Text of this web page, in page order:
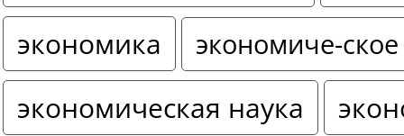
экономика
экономиче-
экономическая наука